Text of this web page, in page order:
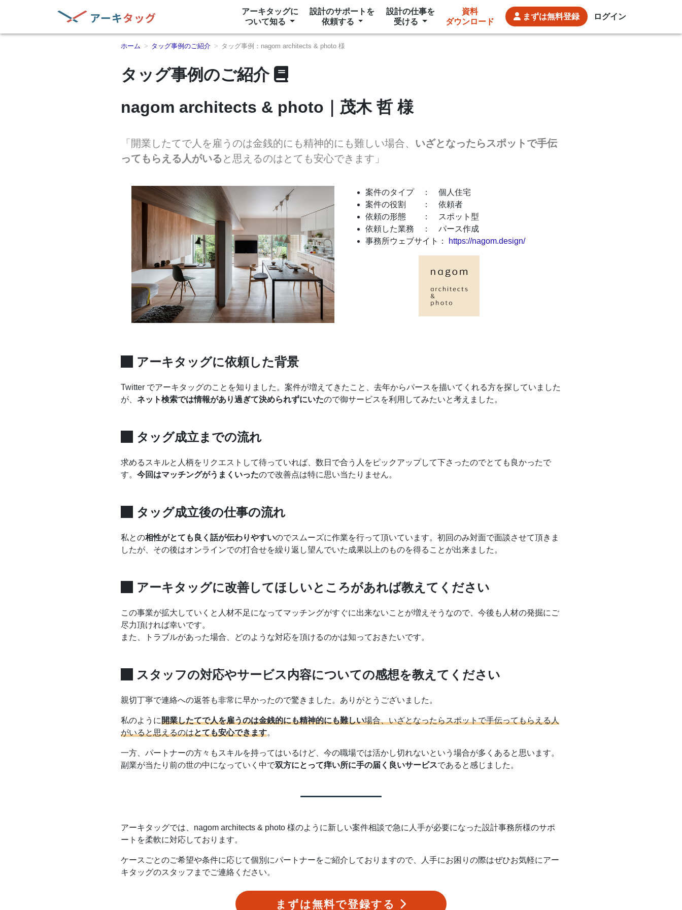
アーキタッグに
ついて知る
設計のサポートを
依頼する
設計の仕事を
受ける
資料
ダウンロード
まずは無料登録 ログイン
ホーム タッグ事例のご紹介 タッグ事例：nagom architects & photo 様
タッグ事例のご紹介
nagom architects & photo｜茂木 哲 様
「開業したてで人を雇うのは金銭的にも精神的にも難しい場合、 いざとなったらスポットで手伝
ってもらえる人がいる と思えるのはとても安心できます」
案件のタイプ ： 個人住宅
案件の役割 ： 依頼者
依頼の形態 ： スポット型
依頼した業務 ： パース作成
事務所ウェブサイト：
https://nagom.design/
アーキタッグに依頼した背景
Twitter でアーキタッグのことを知りました。案件が増えてきたこと、去年からパースを描いてくれる方を探していました
が、 ネット検索では情報があり過ぎて決められずにいたので御サービスを利用してみたいと考えました。
タッグ成立までの流れ
求めるスキルと人柄をリクエストして待っていれば、数日で合う人をピックアップして下さったのでとても良かったで
す。 今回はマッチングがうまくいったので改善点は特に思い当たりません。
タッグ成立後の仕事の流れ
私との相性がとても良く話が伝わりやすいのでスムーズに作業を行って頂いています。初回のみ対面で面談させて頂きま
したが、その後はオンラインでの打合せを繰り返し望んでいた成果以上のものを得ることが出来ました。
アーキタッグに改善してほしいところがあれば教えてください
この事業が拡大していくと人材不足になってマッチングがすぐに出来ないことが増えそうなので、今後も人材の発掘にご
尽力頂ければ幸いです。
また、トラブルがあった場合、どのような対応を頂けるのかは知っておきたいです。
スタッフの対応やサービス内容についての感想を教えてください
親切丁寧で連絡への返答も非常に早かったので驚きました。ありがとうございました。
私のように開業したてで人を雇うのは金銭的にも精神的にも難しい場合、いざとなったらスポットで手伝ってもらえる人
がいると思えるのはとても安心できます。
一方、パートナーの方々もスキルを持ってはいるけど、今の職場では活かし切れないという場合が多くあると思います。
副業が当たり前の世の中になっていく中で双方にとって痒い所に手の届く良いサービスであると感じました。
アーキタッグでは、nagom architects & photo 様のように新しい案件相談で急に人手が必要になった設計事務所様のサポ
ートを柔軟に対応しております。
ケースごとのご希望や条件に応じて個別にパートナーをご紹介しておりますので、人手にお困りの際はぜひお気軽にアー
キタッグのスタッフまでご連絡ください。
まずは無料で登録する